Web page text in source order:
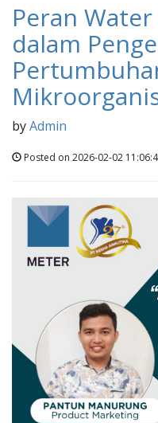
Peran
dalam
byAdmin
Posted on 2026-02-02